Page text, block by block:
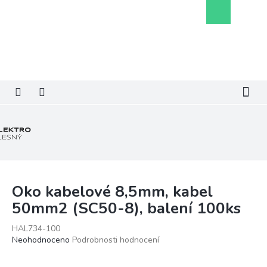
košík
Oko kabelové 8,5mm, kabel
50mm2 (SC50-8), balení 100ks
HAL734-100
Průměrné
Neohodnoceno Podrobnosti hodnocení